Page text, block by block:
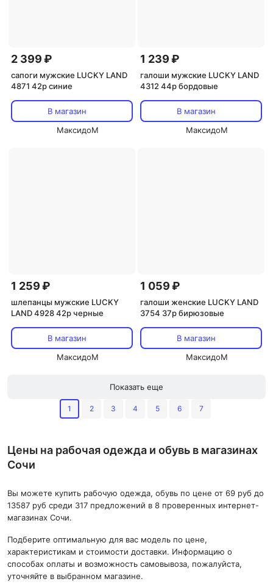
2 399 ₽
сапоги мужские LUCKY LAND
4871 42р синие
В магазин
МаксидоМ
1 239 ₽
галоши мужские LUCKY LAND
4312 44р бордовые
В магазин
МаксидоМ
1 259 ₽
шлепанцы мужские LUCKY
LAND 4928 42р черные
В магазин
МаксидоМ
1 059 ₽
галоши женские LUCKY LAND
3754 37р бирюзовые
В магазин
МаксидоМ
Показать еще
1 2 3 4 5 6 7
Цены на рабочая одежда и обувь в магазинах
Сочи
Вы можете купить рабочую одежда, обувь по цене от 69 руб до
13587 руб среди 317 предложений в 8 проверенных интернет-
магазинах Сочи.
Подберите оптимальную для вас модель по цене,
характеристикам и стоимости доставки. Информацию о
способах оплаты и возможность самовывоза, пожалуйста,
уточняйте в выбранном магазине.